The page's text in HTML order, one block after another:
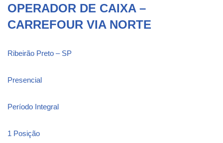
OPERADOR DE CAIXA –
CARREFOUR VIA NORTE
Ribeirão Preto – SP
Presencial
Período Integral
1 Posição